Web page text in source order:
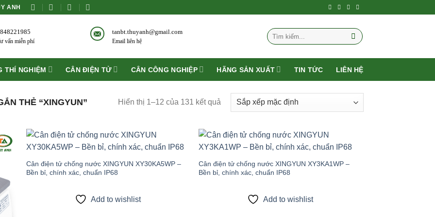
ANH
vấn miễn phí
tanbt.thuyanh@gmail.com
Email liên hệ
Tìm
kiếm:
THÍ NGHIỆM CÂN ĐIỆN TỬ CÂN CÔNG NGHIỆP HÃNG SẢN XUẤT TIN TỨC LIÊN HỆ
THẺ “XINGYUN” Hiển thị 1–12 của 131 kết quả
wishlist
Cân điện tử chống nước XINGYUN XY30KA5WP –
Bền bỉ, chính xác, chuẩn IP68
Add to wishlist
wishlist
Cân điện tử chống nước XINGYUN XY3KA1WP –
Bền bỉ, chính xác, chuẩn IP68
Add to wishlist